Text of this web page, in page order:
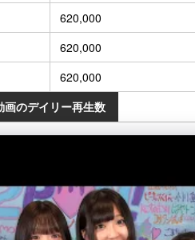
620,000
620,000
620,000
のデイリー再生数